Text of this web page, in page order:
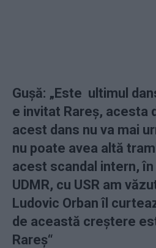
Gușă: „Este ultimul
e invitat Rareș, acesta
acest dans nu va mai
nu poate avea altă
acest scandal intern, în
UDMR, cu USR am
Ludovic Orban îl
de această creștere
Rareș“